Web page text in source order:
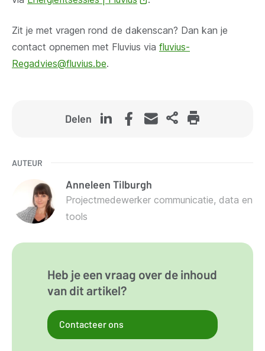
venster)
Zit je met vragen rond de dakenscan? Dan kan je
contact opnemen met Fluvius via fluvius-
Regadvies@fluvius.be.
Delen
AUTEUR
Anneleen Tilburgh
Projectmedewerker communicatie, data en
tools
Heb je een vraag over de inhoud
van dit artikel?
Contacteer ons